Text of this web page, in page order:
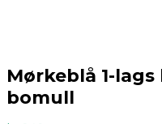
Mørkeblå 1-
bomull